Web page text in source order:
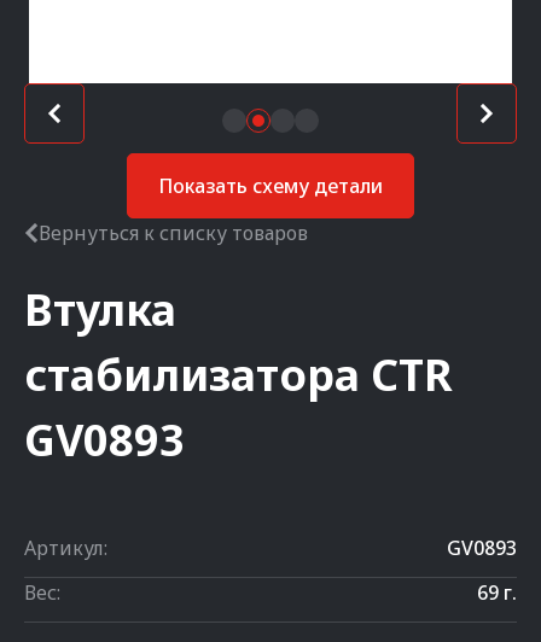
Показать схему детали
Вернуться к списку товаров
Втулка
стабилизатора CTR
GV0893
Артикул:
GV0893
Вес:
69 г.